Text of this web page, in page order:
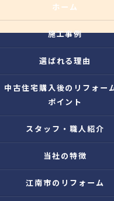
ホーム
施工事例
選ばれる理由
中古住宅購入後のリフォー
ポイント
スタッフ・職人紹介
当社の特徴
江南市のリフォーム